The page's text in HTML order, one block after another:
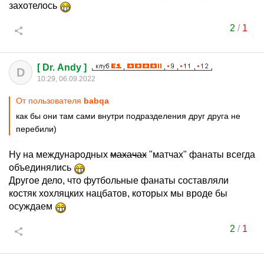
захотелось
2 / 1
D [ Dr. Andy ]
10:29, 06.09.2022
От пользователя babqa
как бы они там сами внутри подразделения друг друга не
перебили)
Ну на международных махачах "матчах" фанаты всегда
объединялись
Другое дело, что футбольные фанаты составляли
костяк хохляцких нацбатов, которых мы вроде бы
осуждаем
2 / 1